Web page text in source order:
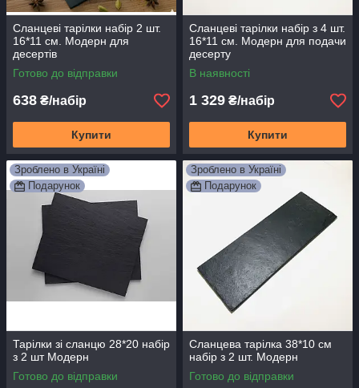
Сланцеві тарілки набір 2 шт.
16*11 см. Модерн для
десертів
Готово до відправки
638 ₴/набір
Купити
Сланцеві тарілки набір з 4 шт.
16*11 см. Модерн для подачи
десерту
В наявності
1 329 ₴/набір
Купити
Зроблено в Україні
Подарунок
Тарілки зі сланцю 28*20 набір
з 2 шт Модерн
Готово до відправки
Зроблено в Україні
Подарунок
Сланцева тарілка 38*10 см
набір з 2 шт. Модерн
Готово до відправки